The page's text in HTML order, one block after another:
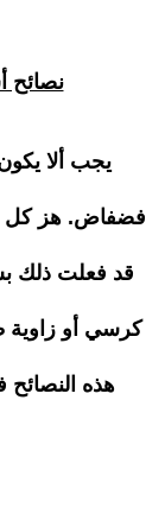
نصائح
يجب ألا
فضفاض. هز كل
قد فعلت ذلك
كرسي أو زاوية
هذه النصائح